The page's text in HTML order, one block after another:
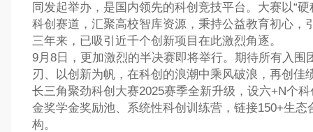
同发起举办，是国内领先的科创竞技平台。大赛以“
科创赛道，汇聚高校智库资源，秉持公益教育初心，
三年来，已吸引近千个创新项目在此激烈角逐。
9月8日，更加激烈的半决赛即将举行。期待所有入围
刃、以创新为帆，在科创的浪潮中乘风破浪，再创佳
长三角聚劲科创大赛2025赛季全新升级，设六+N个
金奖学金奖励池、系统性科创训练营，链接150+生态
构。